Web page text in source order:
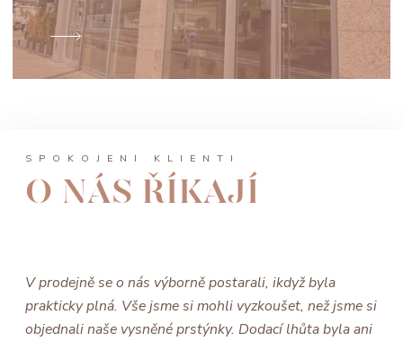
SPOKOJENÍ KLIENTI
O NÁS ŘÍKAJÍ
V prodejně se o nás výborně postarali, ikdyž byla
prakticky plná. Vše jsme si mohli vyzkoušet, než jsme si
objednali naše vysněné prstýnky. Dodací lhůta byla ani